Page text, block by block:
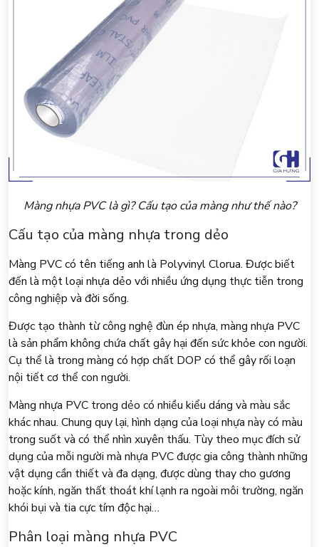
Màng nhựa PVC là gì? Cấu tạo của màng như thế nào?
Cấu tạo của màng nhựa trong dẻo
Màng PVC có tên tiếng anh là Polyvinyl Clorua. Được biết
đến là một loại nhựa dẻo với nhiều ứng dụng thực tiễn trong
công nghiệp và đời sống.
Được tạo thành từ công nghệ đùn ép nhựa, màng nhựa PVC
là sản phẩm không chứa chất gây hại đến sức khỏe con người.
Cụ thể là trong màng có hợp chất DOP có thể gây rối loạn
nội tiết cơ thể con người.
Màng nhựa PVC trong dẻo có nhiều kiểu dáng và màu sắc
khác nhau. Chung quy lại, hình dạng của loại nhựa này có màu
trong suốt và có thể nhìn xuyên thấu. Tùy theo mục đích sử
dụng của mỗi người mà nhựa PVC được gia công thành những
vật dụng cần thiết và đa dạng, được dùng thay cho gương
hoặc kính, ngăn thất thoát khí lạnh ra ngoài môi trường, ngăn
khói bụi và tia cực tím độc hại…
Phân loại màng nhựa PVC